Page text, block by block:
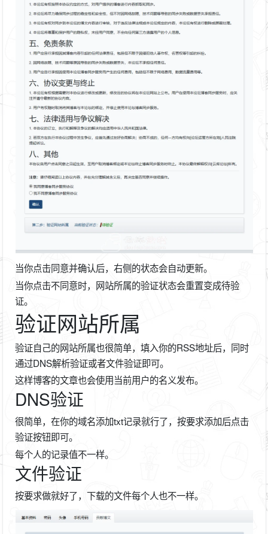
当你点击同意并确认后，右侧的状态会自动更新。
当你点击不同意时，网站所属的验证状态会重置变成待验
证。
验证网站所属
验证自己的网站所属也很简单，填入你的RSS地址后，同时
通过DNS解析验证或者文件验证即可。
这样博客的文章也会使用当前用户的名义发布。
DNS验证
很简单，在你的域名添加txt记录就行了，按要求添加后点击
验证按钮即可。
每个人的记录值不一样。
文件验证
按要求做就好了，下载的文件每个人也不一样。